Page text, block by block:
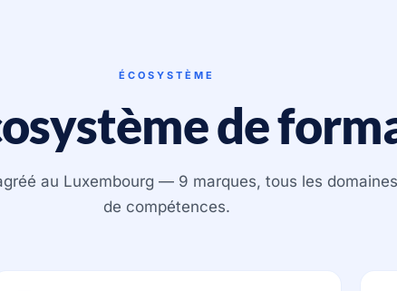
ÉCOSYSTÈME
de
au Luxembourg — 9 marques, tous les domaines
de compétences.